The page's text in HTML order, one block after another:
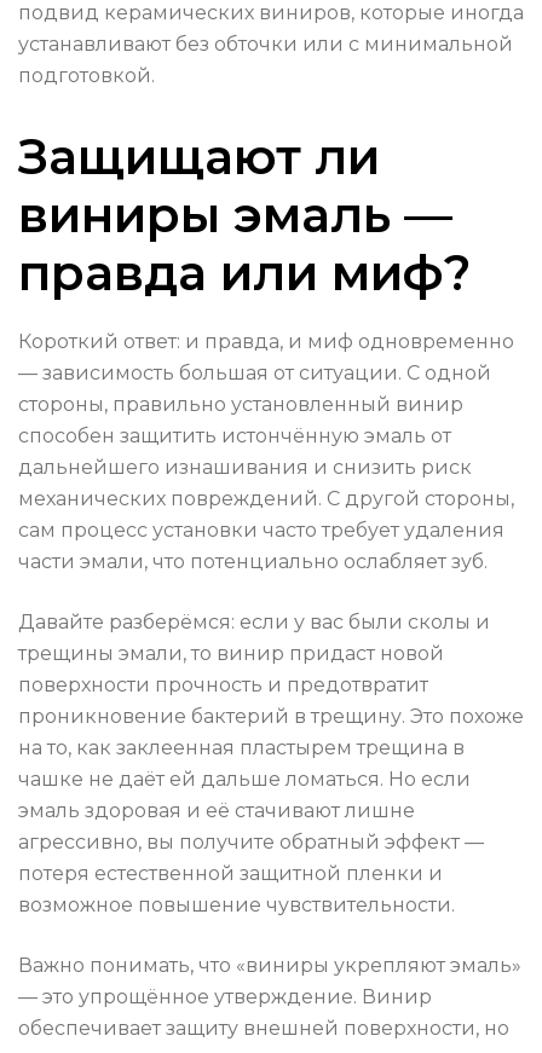
подвид керамических виниров, которые иногда
устанавливают без обточки или с минимальной
подготовкой.
Защищают ли
виниры эмаль —
правда или миф?
Короткий ответ: и правда, и миф одновременно
— зависимость большая от ситуации. С одной
стороны, правильно установленный винир
способен защитить истончённую эмаль от
дальнейшего изнашивания и снизить риск
механических повреждений. С другой стороны,
сам процесс установки часто требует удаления
части эмали, что потенциально ослабляет зуб.
Давайте разберёмся: если у вас были сколы и
трещины эмали, то винир придаст новой
поверхности прочность и предотвратит
проникновение бактерий в трещину. Это похоже
на то, как заклеенная пластырем трещина в
чашке не даёт ей дальше ломаться. Но если
эмаль здоровая и её стачивают лишне
агрессивно, вы получите обратный эффект —
потеря естественной защитной пленки и
возможное повышение чувствительности.
Важно понимать, что «виниры укрепляют эмаль»
— это упрощённое утверждение. Винир
обеспечивает защиту внешней поверхности, но